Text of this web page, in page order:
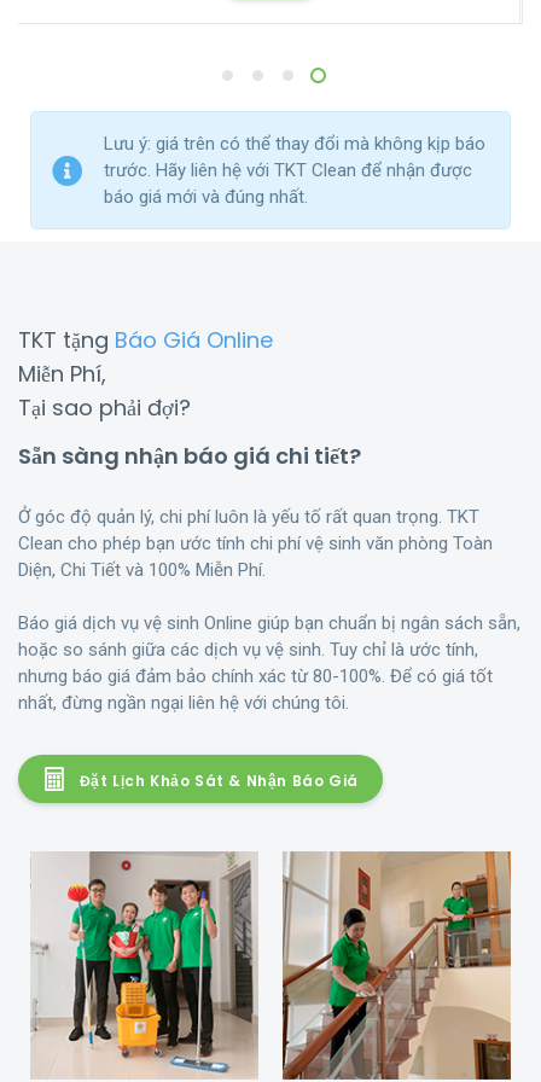
1 2 3 4
Lưu ý: giá trên có thể thay đổi mà không kịp báo
trước. Hãy liên hệ với TKT Clean để nhận được
báo giá mới và đúng nhất.
TKT tặng Báo Giá Online
Miễn Phí,
Tại sao phải đợi?
Sẵn sàng nhận báo giá chi tiết?
Ở góc độ quản lý, chi phí luôn là yếu tố rất quan trọng. TKT
Clean cho phép bạn ước tính chi phí vệ sinh văn phòng Toàn
Diện, Chi Tiết và 100% Miễn Phí.
Báo giá dịch vụ vệ sinh Online giúp bạn chuẩn bị ngân sách sẵn,
hoặc so sánh giữa các dịch vụ vệ sinh. Tuy chỉ là ước tính,
nhưng báo giá đảm bảo chính xác từ 80-100%. Để có giá tốt
nhất, đừng ngần ngại liên hệ với chúng tôi.
Đặt Lịch Khảo Sát & Nhận Báo Giá